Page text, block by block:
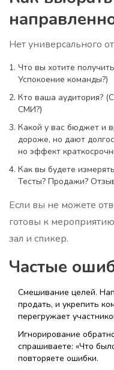
Нет универсального
Что вы хотите
Успокоение команды?)
Кто ваша аудитория?
СМИ?)
Какой у вас бюджет и
дороже, но дают
но эффект
Как вы будете
Тесты? Продажи?
Если вы не можете
готовы к
зал и спикер.
Частые
Смешивание целей.
продать, и укрепить
перегружает
Игнорирование
спрашиваете: «Что
повторяете ошибки.